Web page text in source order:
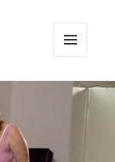
UND
WIDGETS